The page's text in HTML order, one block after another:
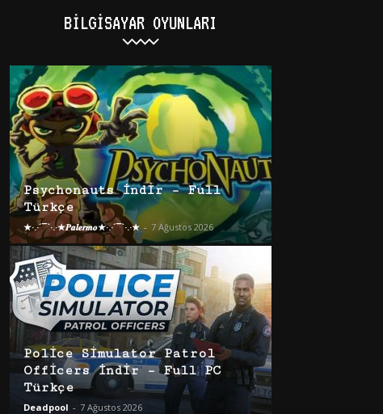
BILGISAYAR OYUNLARI
Psychonauts İndir – Full
Türkçe
★·.·´¯`·.·★𝑷𝒂𝒍𝒆𝒓𝒎𝒐★·.·´¯`·.·★ - 7 Ağustos 2026
Police Simulator Patrol
Officers İndir – Full PC
Türkçe
Deadpool - 7 Ağustos 2026